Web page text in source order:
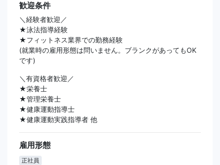
歓迎条件
＼経験者歓迎／
★泳法指導経験
★フィットネス業界での勤務経験
(就業時の雇用形態は問いません。ブランクがあってもOK
です)
＼有資格者歓迎／
★栄養士
★管理栄養士
★健康運動指導士
★健康運動実践指導者 他
雇用形態
正社員